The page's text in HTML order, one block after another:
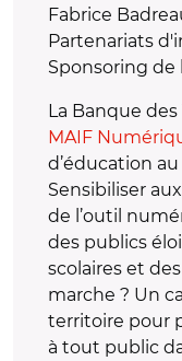
Fabrice
Partenariats
Sponsoring de
La Banque
MAIF
d’éducation
Sensibiliser
de l’outil
des publics
scolaires et
marche ? Un
territoire pour
à tout public